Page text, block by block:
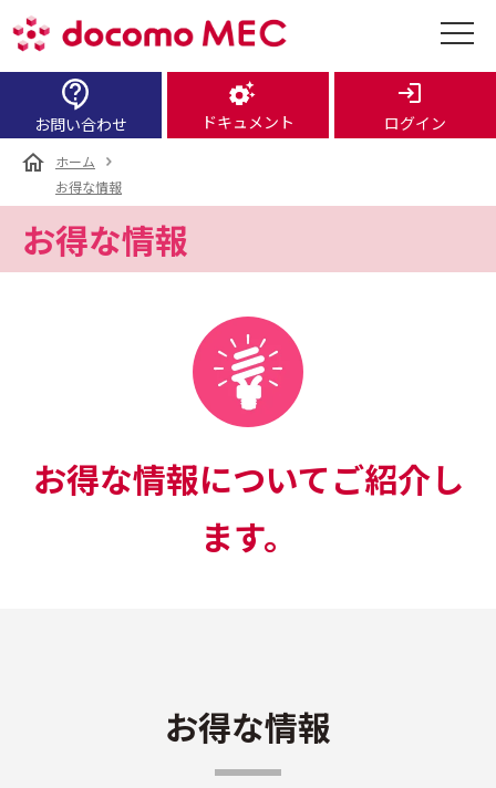
お問い合わせ ドキュメント ログイン
ホーム
お得な情報
お得な情報
お得な情報についてご紹介し
ます。
お得な情報